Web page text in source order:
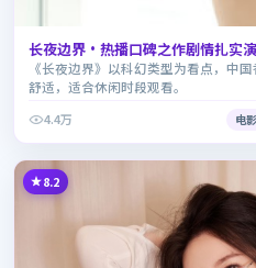
长夜边界·热播口碑之作剧情扎实
《长夜边界》以科幻类型为看点，中
舒适，适合休闲时段观看。
4.4万
电影
8.2